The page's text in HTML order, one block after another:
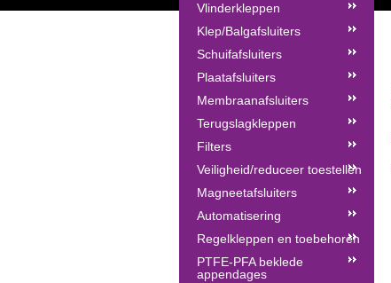
Vlinderkleppen
Klep/Balgafsluiters
Schuifafsluiters
Plaatafsluiters
Membraanafsluiters
Terugslagkleppen
Filters
Veiligheid/reduceer toestellen
Magneetafsluiters
Automatisering
Regelkleppen en toebehoren
PTFE-PFA beklede
appendages